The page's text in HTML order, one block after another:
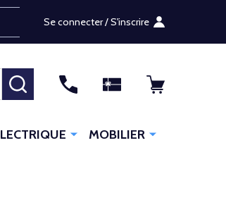
Se connecter / S'inscrire
RECHERCHER
MOBILIER